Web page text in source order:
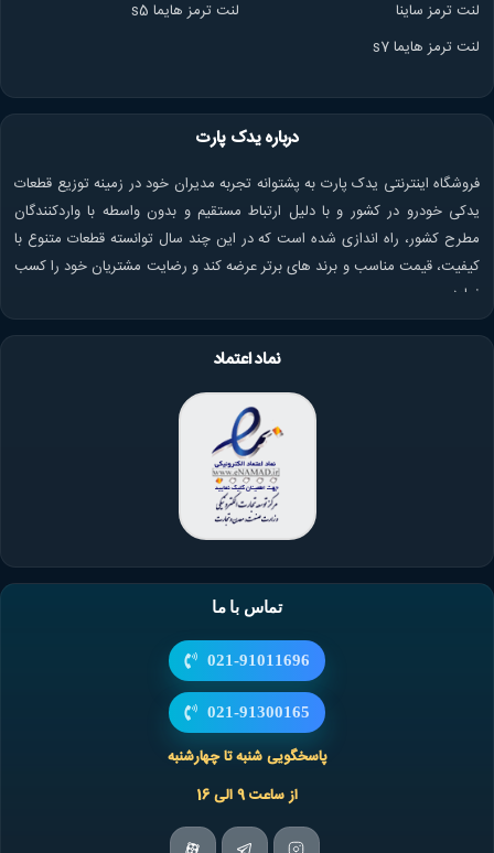
لنت ترمز ساینا
لنت ترمز هایما s5
لنت ترمز هایما s7
درباره یدک پارت
فروشگاه اینترنتی یدک پارت به پشتوانه تجربه مدیران خود در زمینه توزیع قطعات
یدکی خودرو در کشور و با دلیل ارتباط مستقیم و بدون واسطه با واردکنندگان
مطرح کشور، راه اندازی شده است که در این چند سال توانسته قطعات متنوع با
کیفیت، قیمت مناسب و برند های برتر عرضه کند و رضایت مشتریان خود را کسب
نماید.
نماد اعتماد
تماس با ما
021-91011696
021-91300165
پاسخگویی شنبه تا چهارشنبه
از ساعت 9 الی 16